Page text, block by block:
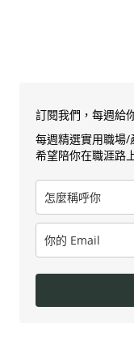
訂閱我們，每週給
每週精選實用職場/
希望陪你在職涯路